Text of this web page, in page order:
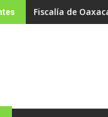
Fiscalía de